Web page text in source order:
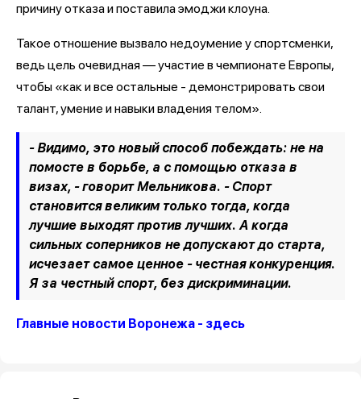
причину отказа и поставила эмоджи клоуна.
Такое отношение вызвало недоумение у спортсменки,
ведь цель очевидная — участие в чемпионате Европы,
чтобы «как и все остальные - демонстрировать свои
талант, умение и навыки владения телом».
- Видимо, это новый способ побеждать: не на
помосте в борьбе, а с помощью отказа в
визах, - говорит Мельникова. - Спорт
становится великим только тогда, когда
лучшие выходят против лучших. А когда
сильных соперников не допускают до старта,
исчезает самое ценное - честная конкуренция.
Я за честный спорт, без дискриминации.
Главные новости Воронежа - здесь